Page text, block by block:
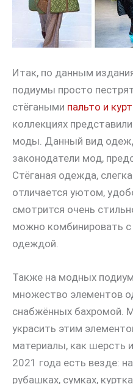
Итак, по данным
подиумы просто
стёгаными пальто и
коллекциях
моды. Данный вид
законодатели мод,
Стёганая одежда,
отличается уютом,
смотрится очень
можно комбинировать
одеждой.
Также на модных
множество элементов
снабжённых бахромой.
украсить этим
материалы, как шерсть
2021 года есть везде:
рубашках, сумках,